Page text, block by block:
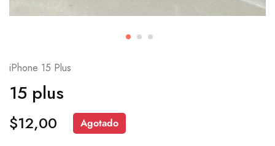
iPhone 15 Plus
15 plus
$12,00 Agotado